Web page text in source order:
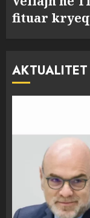
fituar
AKTUALITET